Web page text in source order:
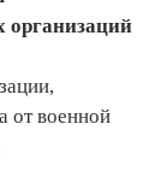
организаций
от военной